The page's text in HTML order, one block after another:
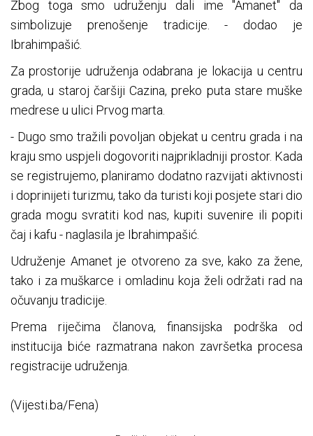
Zbog toga smo udruženju dali ime "Amanet" da
simbolizuje prenošenje tradicije. - dodao je
Ibrahimpašić.
Za prostorije udruženja odabrana je lokacija u centru
grada, u staroj čaršiji Cazina, preko puta stare muške
medrese u ulici Prvog marta.
- Dugo smo tražili povoljan objekat u centru grada i na
kraju smo uspjeli dogovoriti najprikladniji prostor. Kada
se registrujemo, planiramo dodatno razvijati aktivnosti
i doprinijeti turizmu, tako da turisti koji posjete stari dio
grada mogu svratiti kod nas, kupiti suvenire ili popiti
čaj i kafu - naglasila je Ibrahimpašić.
Udruženje Amanet je otvoreno za sve, kako za žene,
tako i za muškarce i omladinu koja želi održati rad na
očuvanju tradicije.
Prema riječima članova, finansijska podrška od
institucija biće razmatrana nakon završetka procesa
registracije udruženja.
(Vijesti.ba/Fena)